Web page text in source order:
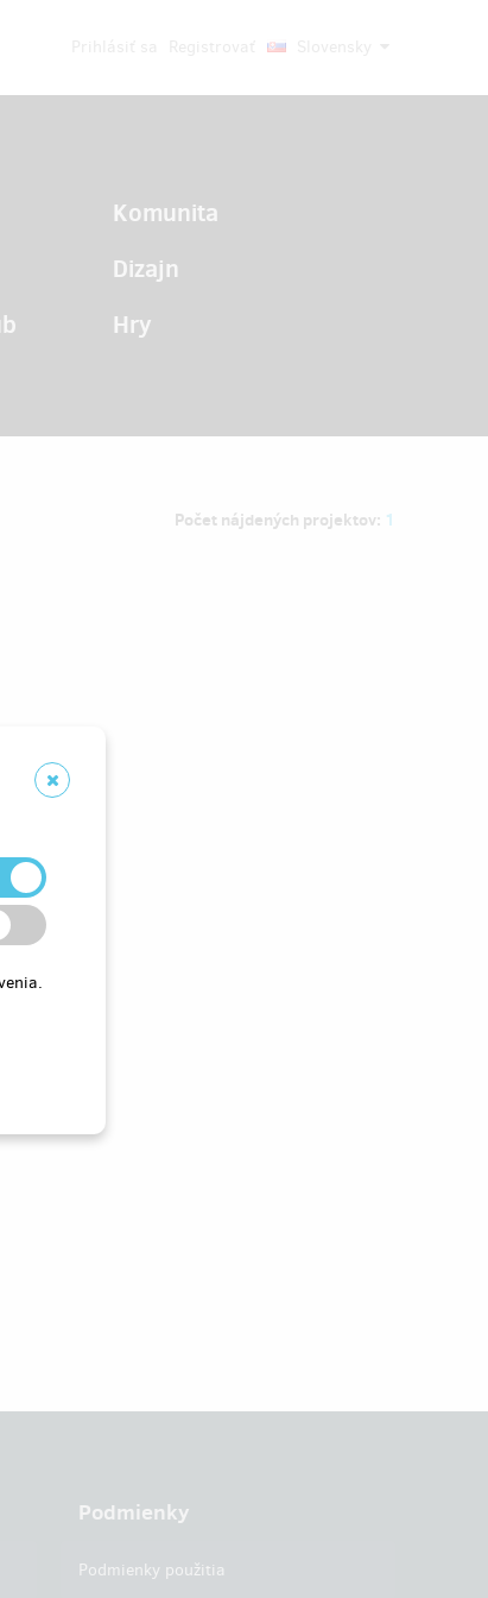
Komunita
Dizajn
Hry
Počet nájdených projektov: 1
Podmienky
Podmienky použitia